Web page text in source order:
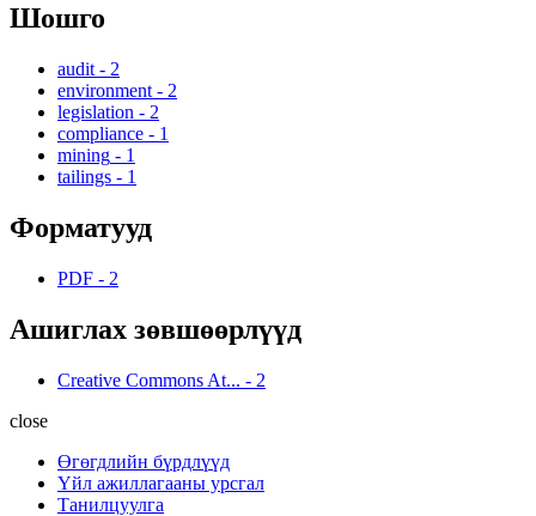
Шошго
audit - 2
environment - 2
legislation - 2
compliance - 1
mining - 1
tailings - 1
Форматууд
PDF - 2
Ашиглах зөвшөөрлүүд
Creative Commons At... - 2
close
Өгөгдлийн бүрдлүүд
Үйл ажиллагааны урсгал
Танилцуулга